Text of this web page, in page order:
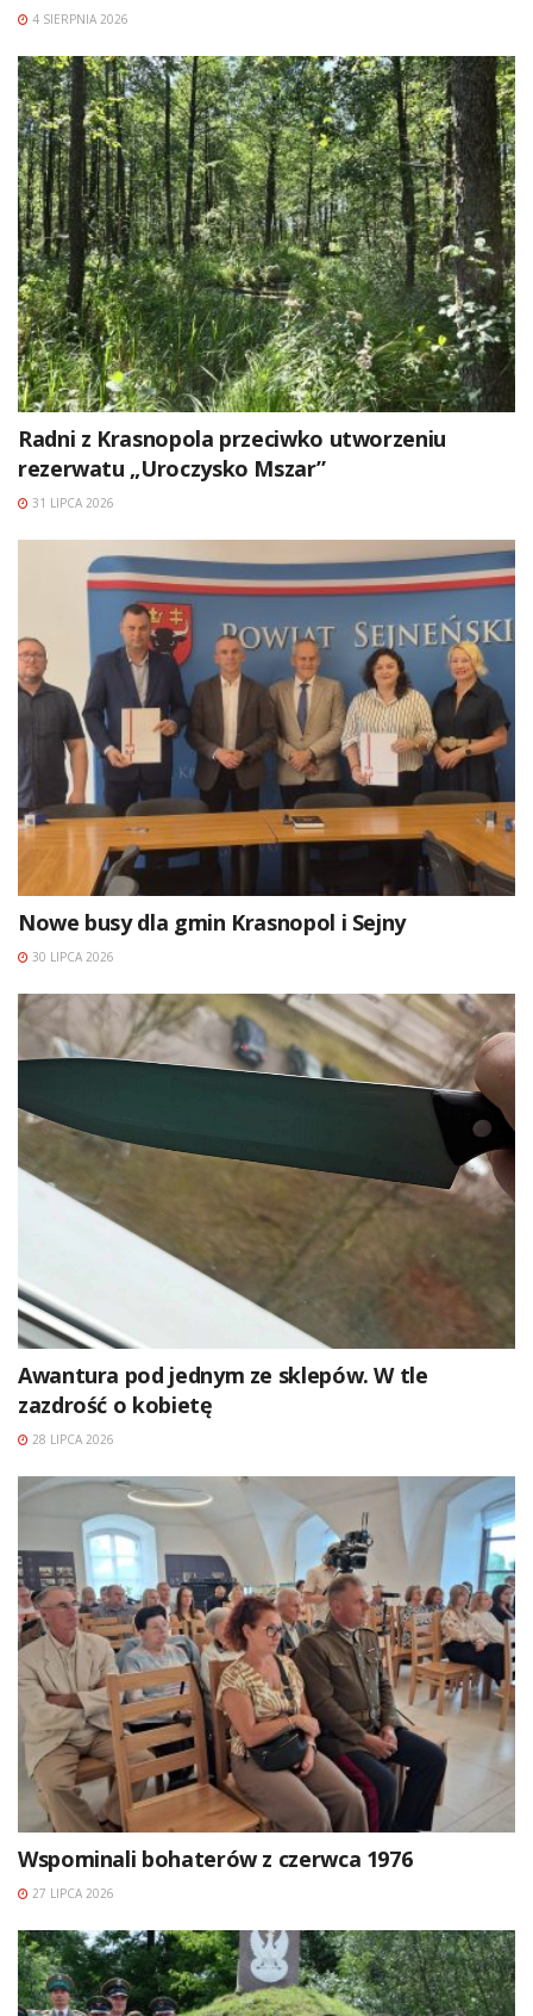
4 SIERPNIA 2026
Radni z Krasnopola przeciwko utworzeniu
rezerwatu „Uroczysko Mszar”
31 LIPCA 2026
Nowe busy dla gmin Krasnopol i Sejny
30 LIPCA 2026
Awantura pod jednym ze sklepów. W tle
zazdrość o kobietę
28 LIPCA 2026
Wspominali bohaterów z czerwca 1976
27 LIPCA 2026